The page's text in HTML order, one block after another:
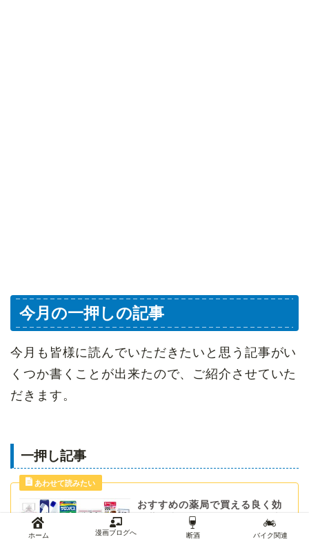
今月の一押しの記事
今月も皆様に読んでいただきたいと思う記事がい
くつか書くことが出来たので、ご紹介させていた
だきます。
一押し記事
おすすめの薬局で買える良く効
く薬｜中国人が爆買いする日本
の薬”神薬12”とは
ホーム 漫画ブログへ 断酒 バイク関連